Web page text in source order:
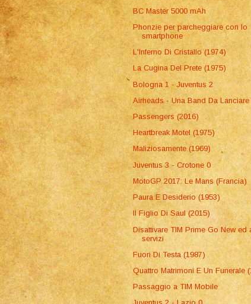
BC Master 5000 mAh
Phonzie per parcheggiare con lo
smartphone
L'Inferno Di Cristallo (1974)
La Cugina Del Prete (1975)
Bologna 1 - Juventus 2
Airheads - Una Band Da Lanciare
Passengers (2016)
Heartbreak Motel (1975)
Maliziosamente (1969)
Juventus 3 - Crotone 0
MotoGP 2017: Le Mans (Francia)
Paura E Desiderio (1953)
Il Figlio Di Saul (2015)
Disattivare TIM Prime Go New ed
servizi
Fuori Di Testa (1987)
Quattro Matrimoni E Un Funerale
Passaggio a TIM Mobile